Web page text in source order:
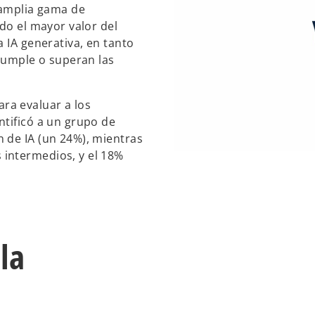
gama de
el mayor valor del
generativa, en tanto
o superan las
evaluar a los
a un grupo de
IA (un 24%), mientras
y el 18%